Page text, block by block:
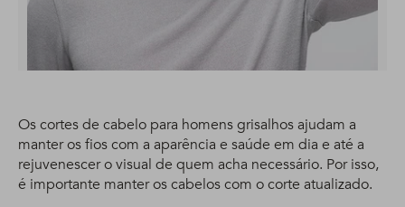
Os cortes de cabelo para homens grisalhos ajudam a
manter os fios com a aparência e saúde em dia e até a
rejuvenescer o visual de quem acha necessário. Por isso,
é importante manter os cabelos com o corte atualizado.